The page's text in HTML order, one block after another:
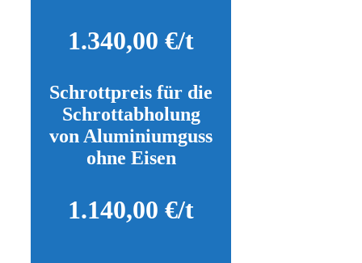
1.340,00 €/t
Schrottpreis für die
Schrottabholung
von Aluminiumguss
ohne Eisen
1.140,00 €/t